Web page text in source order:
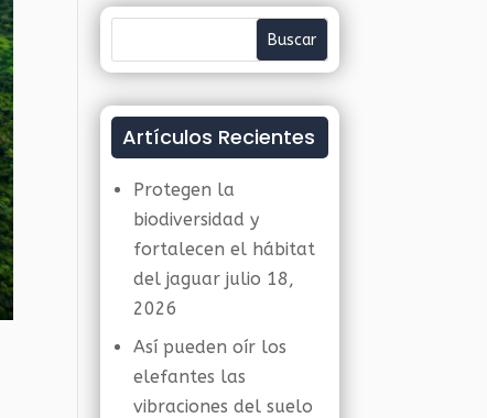
Artículos Recientes
Protegen la
biodiversidad y
fortalecen el hábitat
del jaguar julio 18,
2026
Así pueden oír los
elefantes las
vibraciones del suelo